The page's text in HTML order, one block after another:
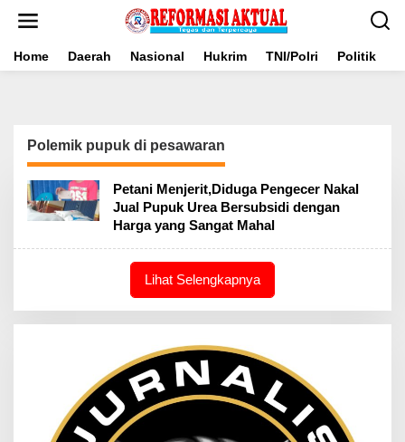
Home Daerah Nasional Hukrim TNI/Polri Politik
Polemik pupuk di pesawaran
Petani Menjerit,Diduga Pengecer Nakal
Jual Pupuk Urea Bersubsidi dengan
Harga yang Sangat Mahal
Lihat Selengkapnya